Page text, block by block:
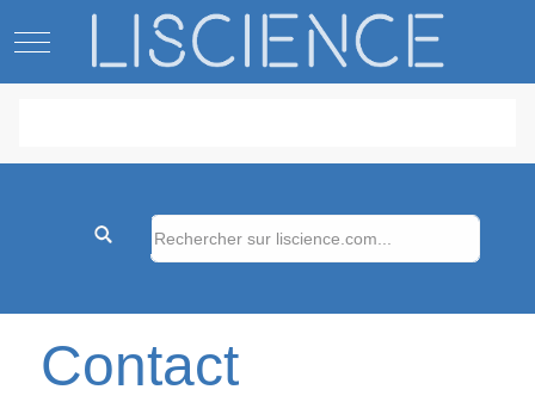
Mobile Menu Toggle
Contact